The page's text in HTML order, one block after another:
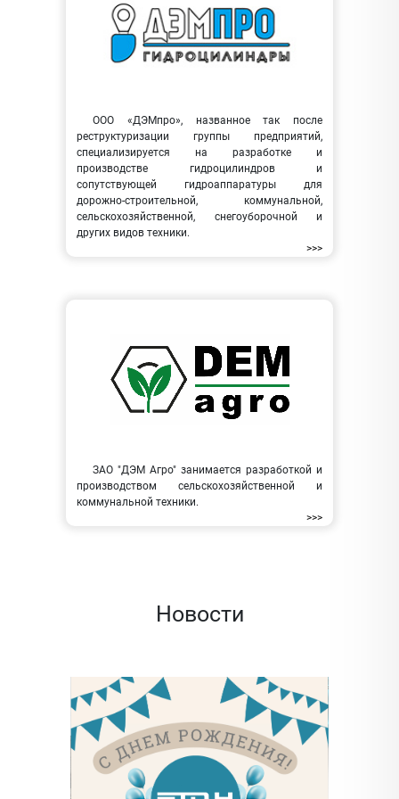
ООО «ДЭМпро», названное так после
реструктуризации группы предприятий,
специализируется на разработке и
производстве гидроцилиндров и
сопутствующей гидроаппаратуры для
дорожно-строительной, коммунальной,
сельскохозяйственной, снегоуборочной и
других видов техники.
>>>
ЗАО "ДЭМ Агро" занимается разработкой и
производством сельскохозяйственной и
коммунальной техники.
>>>
Новости